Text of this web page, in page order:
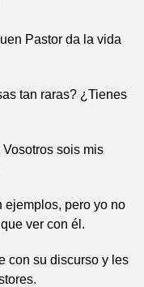
Pastor da la vida
tan raras? ¿Tienes
sois mis
ejemplos, pero yo no
ver con él.
con su discurso y les